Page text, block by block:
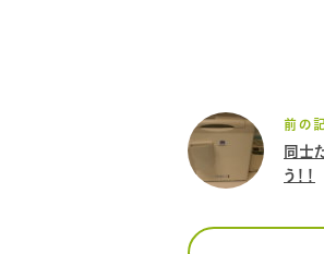
前の
同士
う！！